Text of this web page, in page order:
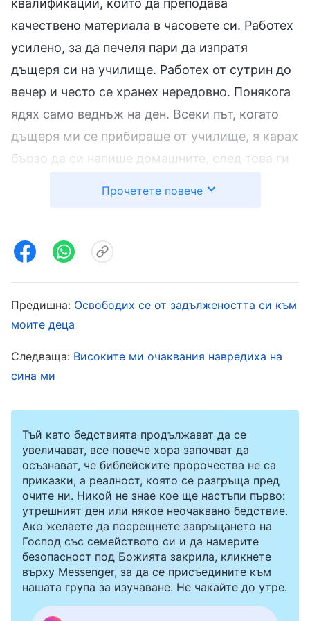
качествено материала в часовете си. Работех
усилено, за да печеля пари да изпратя
дъщеря си на училище. Работех от сутрин до
вечер и често се хранех нередовно. Понякога
ядях само веднъж на ден. Всеки път, когато
дъщеря ми се прибираше от училище, я карах
бързо да си напише домашните, след това ги
я карах да реши още десет задачи за
дъщеря си по улицата, виждахме хора да
Това ли искаш?“. А тя просто клатеше глава.
По-късно открих, че дъщеря ми много
харесва музика и можеше да изпее всяка
една песен само след две слушания.
Нека първо да научи инструмент, за да може
да чете ноти. По този начин, ако по-късно
иска да продължи с музиката, ще ѝ бъде по-
лесно“. И така, когато беше във втори клас, я
записах на уроци по цитра. Отначало дъщеря
ми се съгласи да учи цитра от любопитство,
но тъй като всеки ден седеше пред цитрата и
Прочетете повече
Предишна: Освободих се от задължеността си към
моите деца
Следваща: Високите ми очаквания навредиха на
сина ми
Тъй като бедствията продължават да се
увеличават, все повече хора започват да
осъзнават, че библейските пророчества не са
приказки, а реалност, която се разгръща пред
очите ни. Никой не знае кое ще настъпи първо:
утрешният ден или някое неочаквано бедствие.
Ако желаете да посрещнете завръщането на
Господ със семейството си и да намерите
безопасност под Божията закрила, кликнете
върху Messenger, за да се присъедините към
нашата група за изучаване. Не чакайте до утре.